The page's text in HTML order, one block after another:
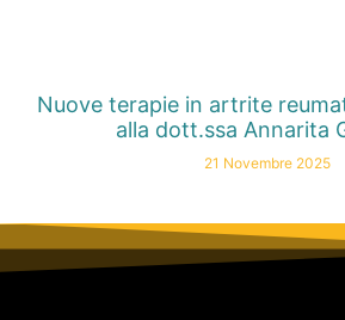
Nuove terapie in artrite
alla dott.ssa Annarita
21 Novembre 2025